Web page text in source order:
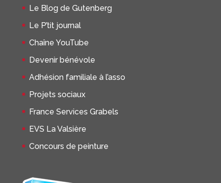
Le Blog de Gutenberg
Le P’tit journal
Chaîne YouTube
Devenir bénévole
Adhésion familiale à l’asso
Projets sociaux
France Services Grabels
EVS La Valsière
Concours de peinture